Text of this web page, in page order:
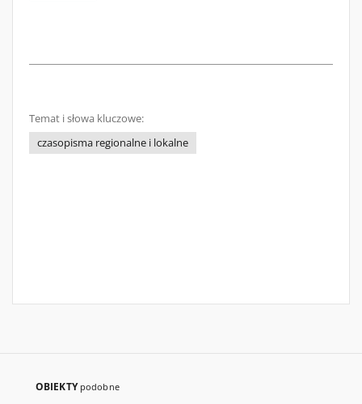
Temat i słowa kluczowe:
czasopisma regionalne i lokalne
OBIEKTY podobne